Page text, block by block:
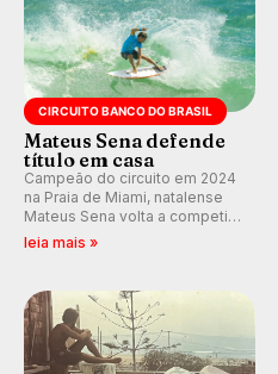
CIRCUITO BANCO DO BRASIL
Mateus Sena defende
título em casa
Campeão do circuito em 2024
na Praia de Miami, natalense
Mateus Sena volta a competir
em casa em busca de manter a
leia mais »